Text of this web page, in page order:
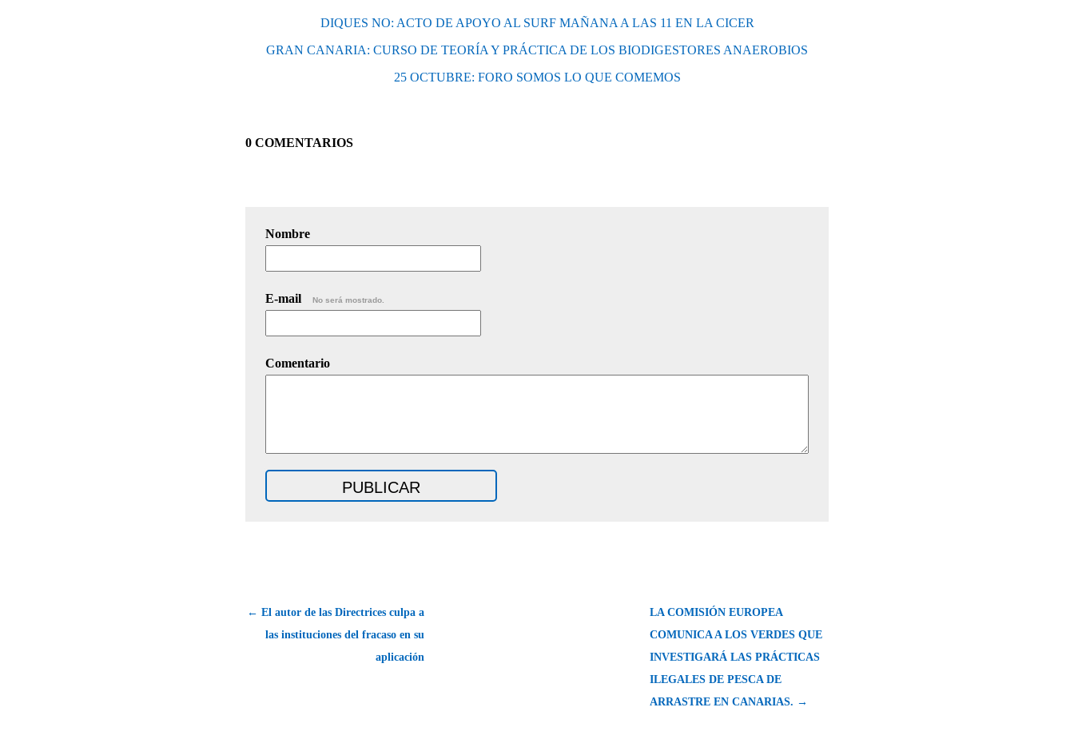
DIQUES NO: ACTO DE APOYO AL SURF MAÑANA A LAS 11 EN LA CICER
GRAN CANARIA: CURSO DE TEORÍA Y PRÁCTICA DE LOS BIODIGESTORES ANAEROBIOS
25 OCTUBRE: FORO SOMOS LO QUE COMEMOS
0 COMENTARIOS
Nombre
E-mail No será mostrado.
Comentario
← El autor de las Directrices culpa a
las instituciones del fracaso en su
aplicación
LA COMISIÓN EUROPEA
COMUNICA A LOS VERDES QUE
INVESTIGARÁ LAS PRÁCTICAS
ILEGALES DE PESCA DE
ARRASTRE EN CANARIAS. →